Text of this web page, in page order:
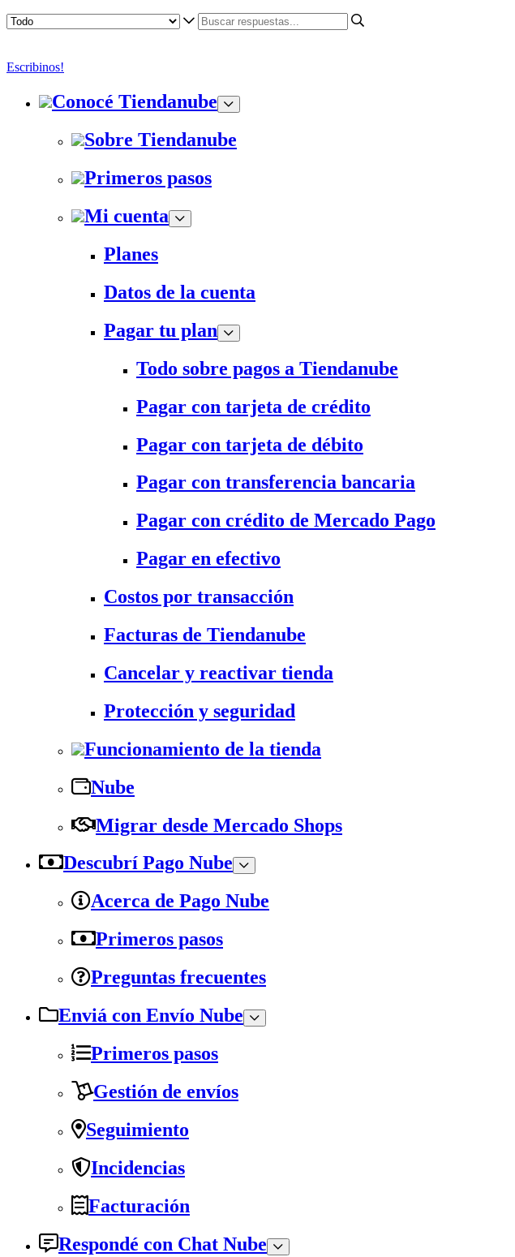
Escribinos!
Conocé Tiendanube
Sobre Tiendanube
Primeros pasos
Mi cuenta
Planes
Datos de la cuenta
Pagar tu plan
Todo sobre pagos a Tiendanube
Pagar con tarjeta de crédito
Pagar con tarjeta de débito
Pagar con transferencia bancaria
Pagar con crédito de Mercado Pago
Pagar en efectivo
Costos por transacción
Facturas de Tiendanube
Cancelar y reactivar tienda
Protección y seguridad
Funcionamiento de la tienda
Nube
Migrar desde Mercado Shops
Descubrí Pago Nube
Acerca de Pago Nube
Primeros pasos
Preguntas frecuentes
Enviá con Envío Nube
Primeros pasos
Gestión de envíos
Seguimiento
Incidencias
Facturación
Respondé con Chat Nube